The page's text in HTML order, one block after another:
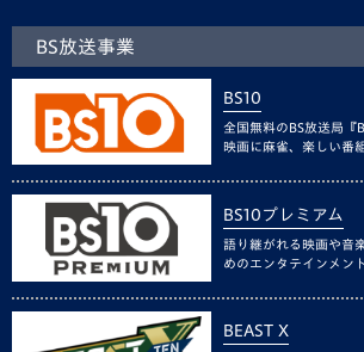
BS放送事業
BS10
全国無料のBS放送局『
映画に麻雀、楽しい番
BS10プレミアム
語り継がれる映画や音
めのエンタテインメン
BEAST X